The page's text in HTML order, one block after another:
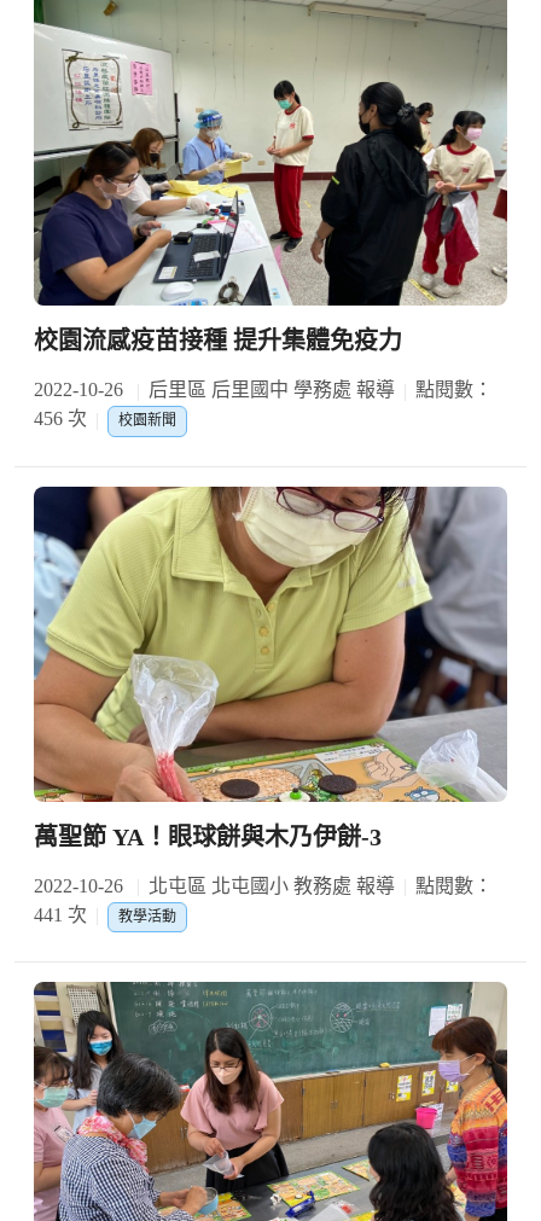
校園流感疫苗接種 提升集體免疫力
2022-10-26 后里區 后里國中 學務處 報導
點閱數：
456 次
校園新聞
萬聖節 YA！眼球餅與木乃伊餅-3
2022-10-26 北屯區 北屯國小 教務處 報導
點閱數：
441 次
教學活動